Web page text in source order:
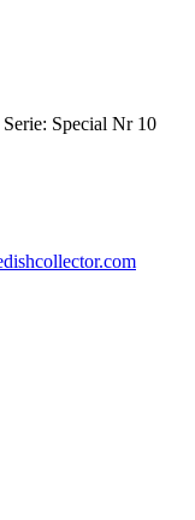
Special Nr 10